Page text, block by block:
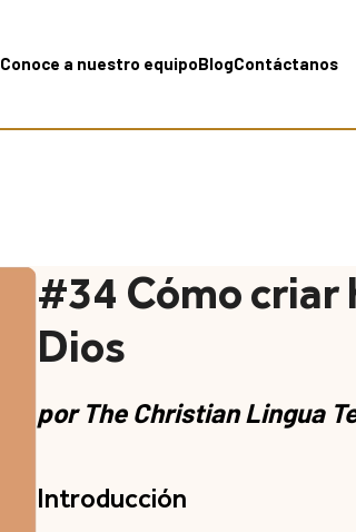
Conoce a nuestro equipoBlogContáctanos
#34 Cómo criar
Dios
porThe Christian Lingua
Introducción